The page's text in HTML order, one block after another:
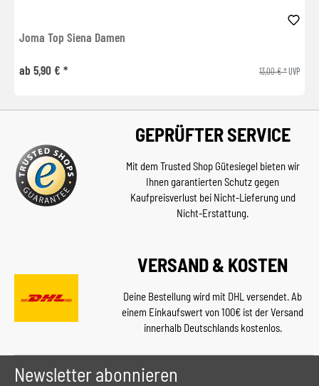
Joma Top Siena Damen
ab 5,90 € * 13,00 € *UVP
GEPRÜFTER SERVICE
Mit dem Trusted Shop Gütesiegel bieten wir
Ihnen garantierten Schutz gegen
Kaufpreisverlust bei Nicht-Lieferung und
Nicht-Erstattung.
VERSAND & KOSTEN
Deine Bestellung wird mit DHL versendet. Ab
einem Einkaufswert von 100€ ist der Versand
innerhalb Deutschlands kostenlos.
Newsletter abonnieren